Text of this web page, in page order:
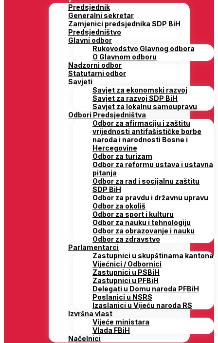
Predsjednik
Generalni sekretar
Zamjenici predsjednika SDP BiH
Predsjedništvo
Glavni odbor
Rukovodstvo Glavnog odbora
O Glavnom odboru
Nadzorni odbor
Statutarni odbor
Savjeti
Savjet za ekonomski razvoj
Savjet za razvoj SDP BiH
Savjet za lokalnu samoupravu
Odbori Predsjedništva
Odbor za afirmaciju i zaštitu
vrijednosti antifašističke borbe
naroda i narodnosti Bosne i
Hercegovine
Odbor za turizam
Odbor za reformu ustava i ustavna
pitanja
Odbor za rad i socijalnu zaštitu
SDP BiH
Odbor za pravdu i državnu upravu
Odbor za okoliš
Odbor za sport i kulturu
Odbor za nauku i tehnologiju
Odbor za obrazovanje i nauku
Odbor za zdravstvo
Parlamentarci
Zastupnici u skupštinama kantona
Vijećnici / Odbornici
Zastupnici u PSBiH
Zastupnici u PFBiH
Delegati u Domu naroda PFBiH
Poslanici u NSRS
Izaslanici u Vijeću naroda RS
Izvršna vlast
Vijeće ministara
Vlada FBiH
Načelnici